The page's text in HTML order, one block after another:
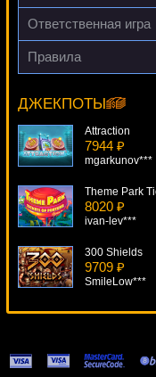
Gamer***
Ответственная игра
Правила
ДЖЕКПОТЫ
Lucy***
Attraction
7944 ₽
mgarkunov***
8020 ₽
ivan-lev***
300 Shields
9709 ₽
SmileLow***
Just Jewels